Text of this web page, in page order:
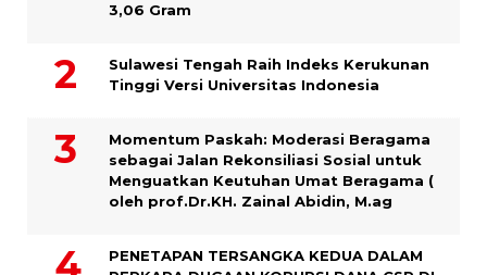
3,06 Gram
Sulawesi Tengah Raih Indeks Kerukunan
Tinggi Versi Universitas Indonesia
Momentum Paskah: Moderasi Beragama
sebagai Jalan Rekonsiliasi Sosial untuk
Menguatkan Keutuhan Umat Beragama (
oleh prof.Dr.KH. Zainal Abidin, M.ag
PENETAPAN TERSANGKA KEDUA DALAM